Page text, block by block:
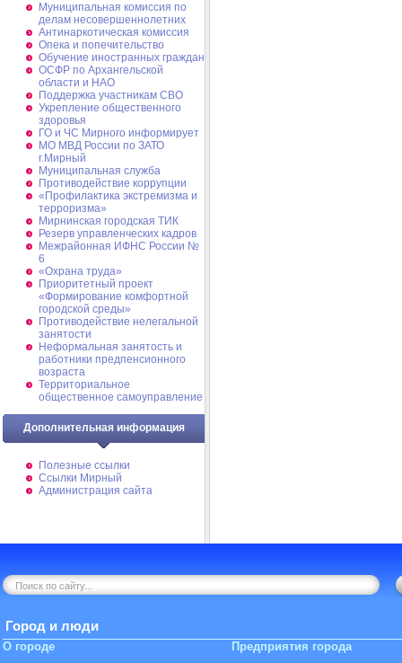
Муниципальная комиссия по
делам несовершеннолетних
Антинаркотическая комиссия
Опека и попечительство
Обучение иностранных граждан
ОСФР по Архангельской
области и НАО
Поддержка участникам СВО
Укрепление общественного
здоровья
ГО и ЧС Мирного информирует
МО МВД России по ЗАТО
г.Мирный
Муниципальная cлужба
Противодействие коррупции
«Профилактика экстремизма и
терроризма»
Мирнинская городская ТИК
Резерв управленческих кадров
Межрайонная ИФНС России №
6
«Охрана труда»
Приоритетный проект
«Формирование комфортной
городской среды»
Противодействие нелегальной
занятости
Неформальная занятость и
работники предпенсионного
возраста
Территориальное
общественное самоуправление
Дополнительная информация
Полезные ссылки
Ссылки Мирный
Администрация сайта
Город и люди
О городе Предприятия города